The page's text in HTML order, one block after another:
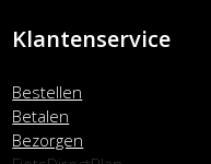
Klantenservice
Bestellen
Betalen
Bezorgen